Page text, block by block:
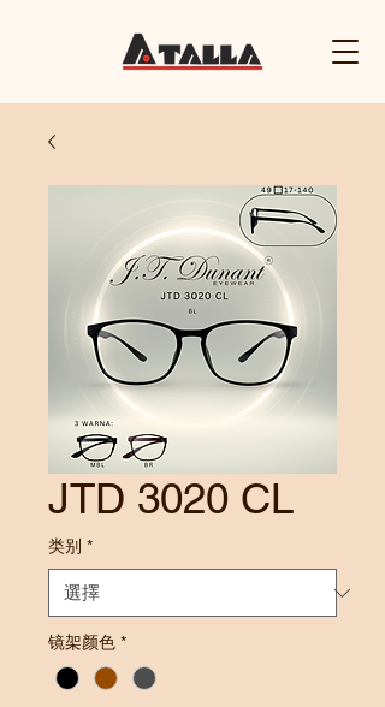
JTD 3020 CL
类别 *
镜架颜色 *